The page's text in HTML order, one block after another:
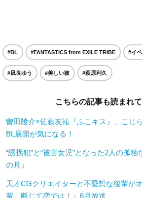
#BL #FANTASTICS from EXILE TRIBE #イ
#凪良ゆう #美しい彼 #萩原利久
こちらの記事も読まれ
曽田陵介×佐藤友祐『ふこキス』、こじ
BL展開が気になる！
“誘拐犯”と“被害女児”となった2人の孤
の月』
天才CGクリエイターと不愛想な後輩が
輩、断じて恋では！』6月放送